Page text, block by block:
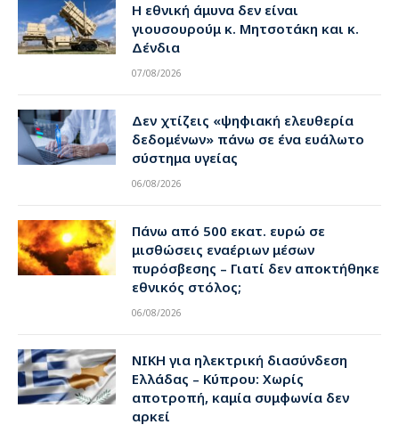
Η εθνική άμυνα δεν είναι
γιουσουρούμ κ. Μητσοτάκη και κ.
Δένδια
07/08/2026
Δεν χτίζεις «ψηφιακή ελευθερία
δεδομένων» πάνω σε ένα ευάλωτο
σύστημα υγείας
06/08/2026
Πάνω από 500 εκατ. ευρώ σε
μισθώσεις εναέριων μέσων
πυρόσβεσης – Γιατί δεν αποκτήθηκε
εθνικός στόλος;
06/08/2026
ΝΙΚΗ για ηλεκτρική διασύνδεση
Ελλάδας – Κύπρου: Χωρίς
αποτροπή, καμία συμφωνία δεν
αρκεί